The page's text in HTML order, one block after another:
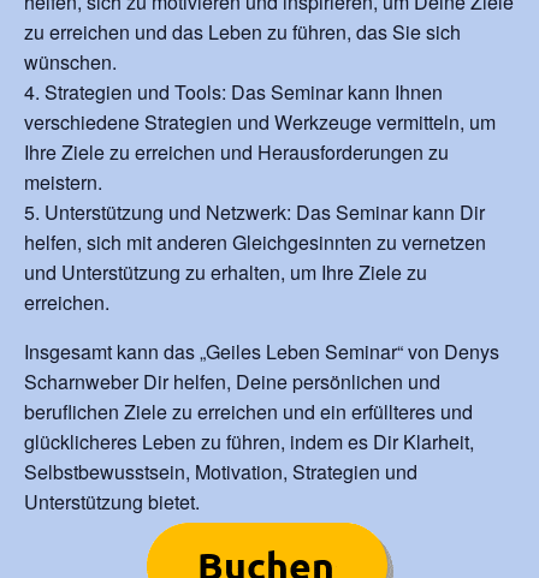
zu erreichen und das Leben zu führen, das Sie sich
wünschen.
Strategien und Tools: Das Seminar kann Ihnen
verschiedene Strategien und Werkzeuge vermitteln, um
Ihre Ziele zu erreichen und Herausforderungen zu
meistern.
Unterstützung und Netzwerk: Das Seminar kann Dir
helfen, sich mit anderen Gleichgesinnten zu vernetzen
und Unterstützung zu erhalten, um Ihre Ziele zu
erreichen.
Insgesamt kann das „Geiles Leben Seminar“ von Denys
Scharnweber Dir helfen, Deine persönlichen und
beruflichen Ziele zu erreichen und ein erfüllteres und
glücklicheres Leben zu führen, indem es Dir Klarheit,
Selbstbewusstsein, Motivation, Strategien und
Unterstützung bietet.